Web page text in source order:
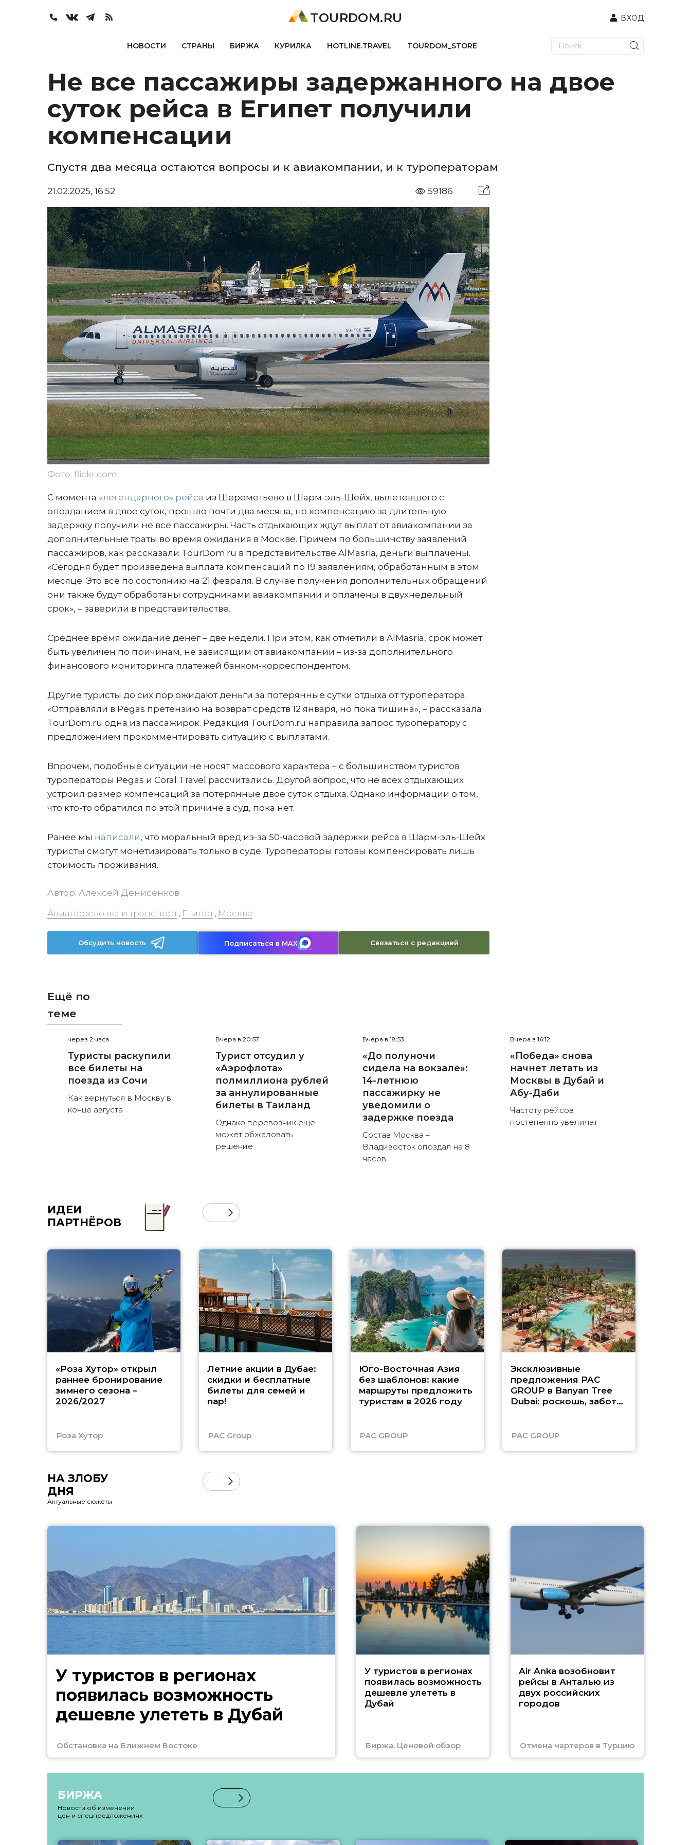
TOURDOM.RU ВХОД
НОВОСТИ СТРАНЫ БИРЖА КУРИЛКА HOTLINE.TRAVEL TOURDOM_STORE
Не все пассажиры задержанного на двое
суток рейса в Египет получили
компенсации
Спустя два месяца остаются вопросы и к авиакомпании, и к туроператорам
21.02.2025, 16:52 59186
Фото: flickr.com
С момента «легендарного» рейса из Шереметьево в Шарм-эль-Шейх, вылетевшего с
опозданием в двое суток, прошло почти два месяца, но компенсацию за длительную
задержку получили не все пассажиры. Часть отдыхающих ждут выплат от авиакомпании за
дополнительные траты во время ожидания в Москве. Причем по большинству заявлений
пассажиров, как рассказали TourDom.ru в представительстве AlMasria, деньги выплачены.
«Сегодня будет произведена выплата компенсаций по 19 заявлениям, обработанным в этом
месяце. Это все по состоянию на 21 февраля. В случае получения дополнительных обращений
они также будут обработаны сотрудниками авиакомпании и оплачены в двухнедельный
срок», – заверили в представительстве.
Среднее время ожидание денег – две недели. При этом, как отметили в AlMasria, срок может
быть увеличен по причинам, не зависящим от авиакомпании – из-за дополнительного
финансового мониторинга платежей банком-корреспондентом.
Другие туристы до сих пор ожидают деньги за потерянные сутки отдыха от туроператора.
«Отправляли в Pegas претензию на возврат средств 12 января, но пока тишина», – рассказала
TourDom.ru одна из пассажирок. Редакция TourDom.ru направила запрос туроператору с
предложением прокомментировать ситуацию с выплатами.
Впрочем, подобные ситуации не носят массового характера – с большинством туристов
туроператоры Pegas и Coral Travel рассчитались. Другой вопрос, что не всех отдыхающих
устроил размер компенсаций за потерянные двое суток отдыха. Однако информации о том,
что кто-то обратился по этой причине в суд, пока нет.
Ранее мы написали, что моральный вред из-за 50-часовой задержки рейса в Шарм-эль-Шейх
туристы смогут монетизировать только в суде. Туроператоры готовы компенсировать лишь
стоимость проживания.
Автор: Алексей Денисенков
Авиаперевозка и транспорт, Египет, Москва
Обсудить новость Подписаться в MAX Связаться с редакцией
Ещё по
теме
через 2 часа
Туристы раскупили
все билеты на
поезда из Сочи
Как вернуться в Москву в
конце августа
Вчера в 20:57
Турист отсудил у
«Аэрофлота»
полмиллиона рублей
за аннулированные
билеты в Таиланд
Однако перевозчик еще
может обжаловать
решение
Вчера в 18:53
«До полуночи
сидела на вокзале»:
14-летнюю
пассажирку не
уведомили о
задержке поезда
Состав Москва –
Владивосток опоздал на 8
часов
Вчера в 16:12
«Победа» снова
начнет летать из
Москвы в Дубай и
Абу-Даби
Частоту рейсов
постепенно увеличат
ИДЕИ
ПАРТНЁРОВ
«Роза Хутор» открыл
раннее бронирование
зимнего сезона –
2026/2027
Роза Хутор
Летние акции в Дубае:
скидки и бесплатные
билеты для семей и
пар!
PAC Group
Юго-Восточная Азия
без шаблонов: какие
маршруты предложить
туристам в 2026 году
PAC GROUP
Эксклюзивные
предложения PAC
GROUP в Banyan Tree
Dubai: роскошь, забота
PAC GROUP
НА ЗЛОБУ
ДНЯ
Актуальные сюжеты
У туристов в регионах
появилась возможность
дешевле улететь в Дубай
Обстановка на Ближнем Востоке
У туристов в регионах
появилась возможность
дешевле улететь в
Дубай
Биржа. Ценовой обзор
Air Anka возобновит
рейсы в Анталью из
двух российских
городов
Отмена чартеров в Турцию
БИРЖА
Новости об изменении
цен и спецпредложениях